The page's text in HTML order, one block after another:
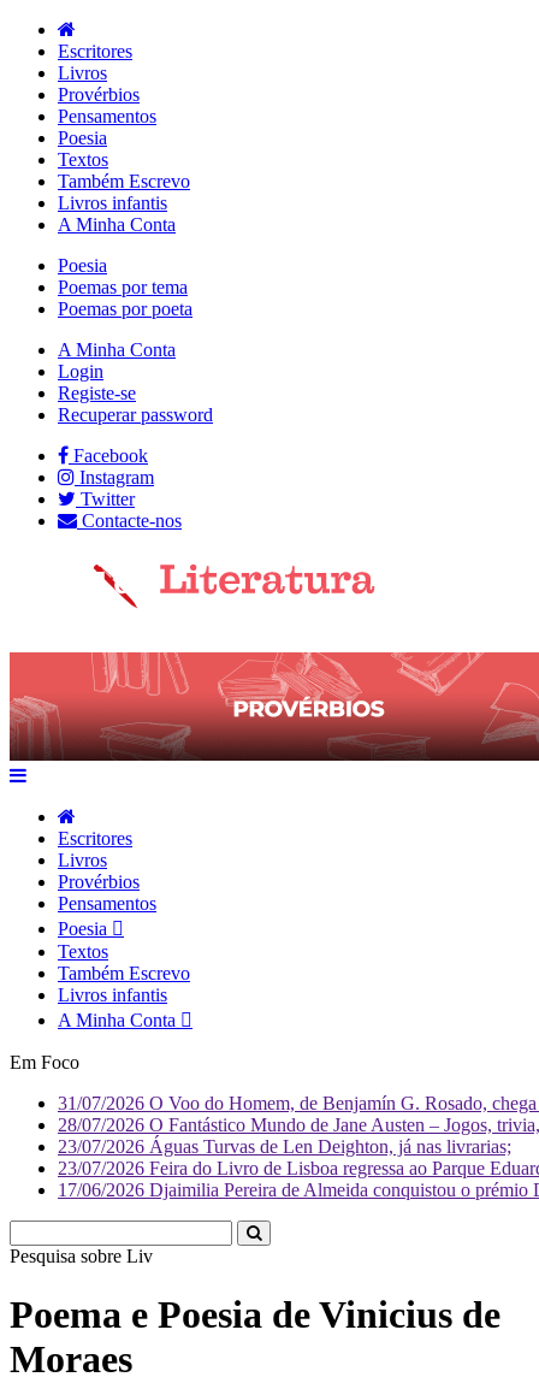
Escritores
Livros
Provérbios
Pensamentos
Poesia
Textos
Também Escrevo
Livros infantis
A Minha Conta
Poesia
Poemas por tema
Poemas por poeta
A Minha Conta
Login
Registe-se
Recuperar password
Facebook
Instagram
Twitter
Contacte-nos
Escritores
Livros
Provérbios
Pensamentos
Poesia
Textos
Também Escrevo
Livros infantis
A Minha Conta
Em Foco
31/07/2026 O Voo do Homem, de Benjamín G. Rosado,
28/07/2026 O Fantástico Mundo de Jane Austen – Jogos,
23/07/2026 Águas Turvas de Len Deighton, já nas livrarias;
23/07/2026 Feira do Livro de Lisboa regressa ao Parque
17/06/2026 Djaimilia Pereira de Almeida conquistou o
Pesquisa sobre Literatura
Poema e Poesia de Vinicius de
Moraes